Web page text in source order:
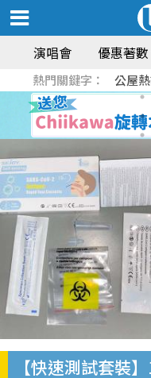
演唱會 優惠著數
熱門關鍵字： 公屋
【快速測試套裝